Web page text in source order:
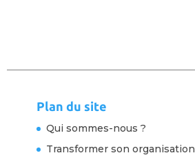
Plan du site
Qui sommes-nous ?
Transformer son organisation